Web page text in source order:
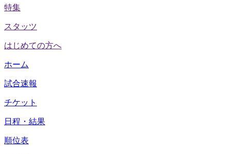
特集
スタッツ
はじめての方へ
ホーム
試合速報
チケット
日程・結果
順位表